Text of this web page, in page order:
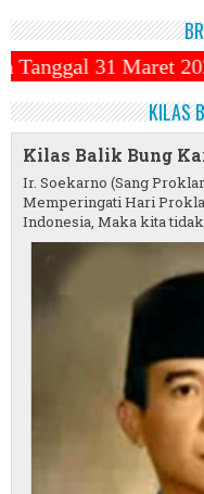
~||~
KILAS
Kilas Balik Bung
Ir. Soekarno (Sang
Memperingati Hari
Indonesia, Maka kita tidak